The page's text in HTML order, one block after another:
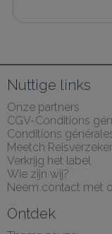
Nuttige links
Onze partners
CGV-Conditions
Conditions
Meetch
Verkrijg het label
Wie zijn wij?
Neem contact met
Ontdek